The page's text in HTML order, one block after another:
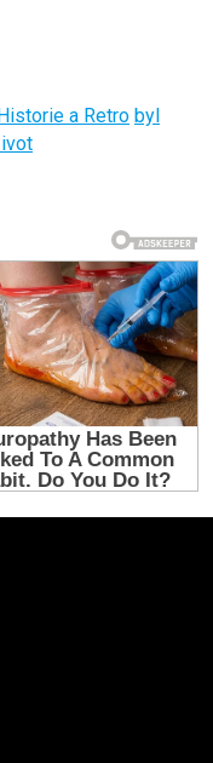
a Retro byl